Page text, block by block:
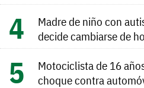
Madre de niño con
decide cambiarse de
Motociclista de 16
choque contra